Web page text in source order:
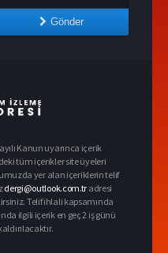
Gönder
Kanun uyarınca içerik
tüm içerikler site üyeleri
yer alan içeriklerin telif
dergi@outlook.com.tr adresi
Telif ihlali kapsamında
ilgili içerik en geç 2 iş günü